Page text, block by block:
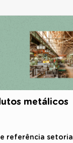
metálicos
referência